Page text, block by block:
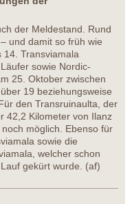
der Meldestand. Rund
und damit so früh wie
14. Transviamala
sowie Nordic-
25. Oktober zwischen
19 beziehungsweise
den Transruinaulta, der
42,2 Kilometer von Ilanz
möglich. Ebenso für
sowie die
welcher schon
gekürt wurde. (af)